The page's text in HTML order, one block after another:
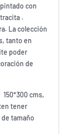
con
.
La colección
tanto en
poder
de
cms,
tener
tamaño